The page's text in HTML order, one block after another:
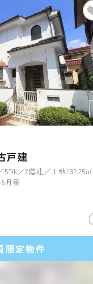
戸建
／2階建／土地132.25
月築
限定物件